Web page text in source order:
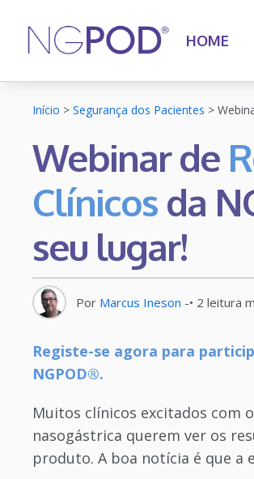
HOME
Início > Segurança dos Pacientes >
Webinar de
Clínicos da
seu lugar!
Por Marcus Ineson -• 2 leitura
Registe-se agora para
NGPOD®.
Muitos clínicos excitados com
nasogástrica querem ver os
produto. A boa notícia é que a